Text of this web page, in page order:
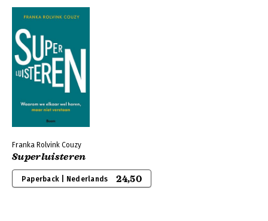
Franka Rolvink Couzy
Superluisteren
Paperback | Nederlands 24,50